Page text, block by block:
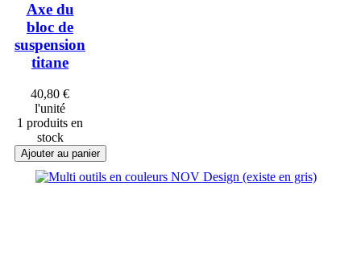
Axe du
bloc de
suspension
titane
40,80 €
l'unité
1 produits en
stock